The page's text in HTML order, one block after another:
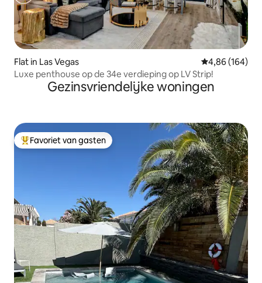
Flat in Las Vegas Gemiddelde
4,86 (164)
Luxe penthouse op de 34e verdieping op LV Strip!
Gezinsvriendelijke woningen
Topfavoriet van gasten
Favoriet van gasten